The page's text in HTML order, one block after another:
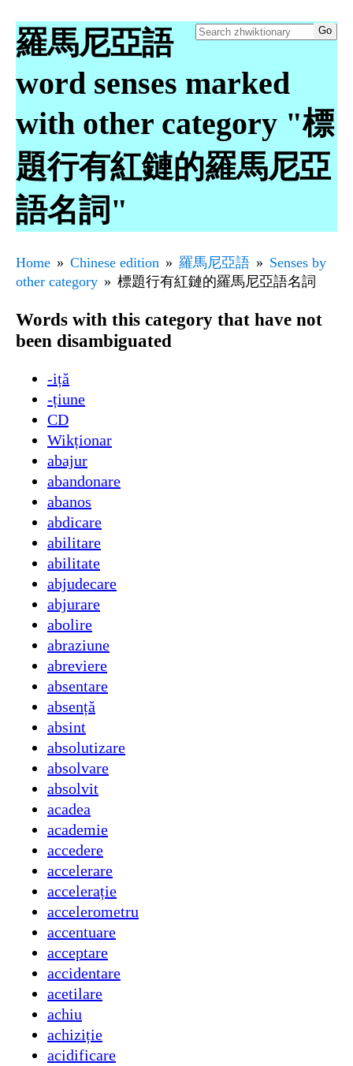
羅馬尼亞語
word senses marked
with other category "標
題行有紅鏈的羅馬尼亞
語名詞"
Home Chinese edition 羅馬尼亞語
Senses by
other category
標題行有紅鏈的羅馬尼亞語名詞
Words with this category that have not
been disambiguated
-iță
-țiune
CD
Wikționar
abajur
abandonare
abanos
abdicare
abilitare
abilitate
abjudecare
abjurare
abolire
abraziune
abreviere
absentare
absență
absint
absolutizare
absolvare
absolvit
acadea
academie
accedere
accelerare
accelerație
accelerometru
accentuare
acceptare
accidentare
acetilare
achiu
achiziție
acidificare